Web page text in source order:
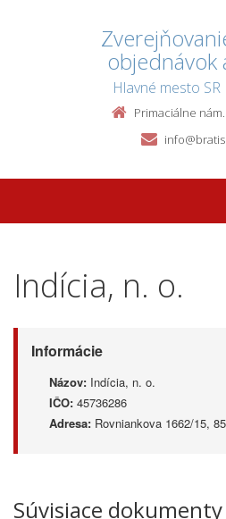
objednávok
Hlavné mesto
Primaciálne
Indícia, n. o.
Informácie
Názov: Indícia, n. o.
IČO: 45736286
Adresa: Rovniankova 1662/15,
Súvisiace dokumenty